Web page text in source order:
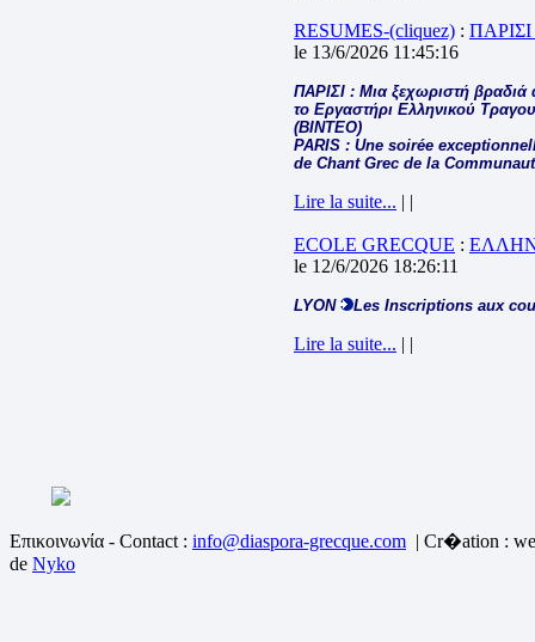
RESUMES-(cliquez) : ΠΑΡΙΣΙ
le 13/6/2026 11:45:16
ΠΑΡΙΣΙ : Μια ξεχωριστή βραδιά
το Εργαστήρι Ελληνικού
(ΒΙΝΤΕΟ)
PARIS : Une soirée
de Chant Grec de la
Lire la suite... | |
ECOLE GRECQUE :
le 12/6/2026 18:26:11
LYON Les Inscriptions aux
Lire la suite... | |
Επικοινωνία - Contact : info@diaspora-grecque.com | Cr�ation :
de Nyko